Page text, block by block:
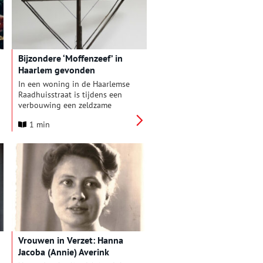
Bijzondere ‘Moffenzeef’ in
Haarlem gevonden
In een woning in de Haarlemse
Raadhuisstraat is tijdens een
verbouwing een zeldzame
radioantenne konden de
ongestoord mogelijk naar
verboden radiozenders
luisteren.
1 min
Vrouwen in Verzet: Hanna
Jacoba (Annie) Averink